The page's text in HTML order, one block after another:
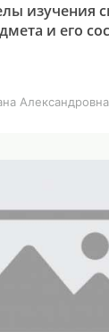
изучения
и его
Александровна